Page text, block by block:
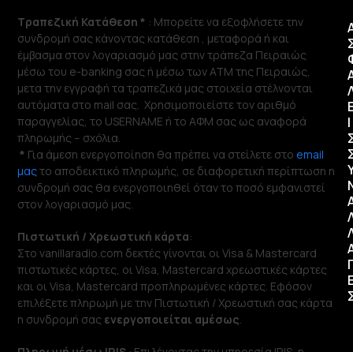
Τραπεζική Κατάθεση * : Μπορείτε να εξοφλήσετε την
συνδρομή σας κάνοντας κατάθεση , μεταφορά ή και
έμβασμα στον λογαριασμό μας στην τράπεζα Πειραιώς
μέσω του e-banking σας ή μέσω των ΑΤΜ της Πειραιώς,
μετα την εγγραφή τα τραπεζικά μας στοιχεία στέλνονται
αυτόματα στο mail σας. Χρησιμοποιείστε τον αριθμό
παραγγελίας, το USERNAME ή το ΑΦΜ σας ως αναφορά
πληρωμής – σχόλια.
* Για άμεση ενεργοποίηση θα πρέπει να στείλετε στο email
μαςτο αποδεικτικό πληρωμής, σε διαφορετική περίπτωση η
συνδρομή σας θα ενεργοποιηθεί όταν το ποσό εμφανιστεί
στον λογαριασμό μας.
Πιστωτική / Χρεωστική κάρτα:
Στο vanillaradio.com δεκτές γίνονται οι Visa & Mastercard
πιστωτικές κάρτες, οι Visa, Mastercard χρεωστικές κάρτες
και οι Visa, Mastercard προπληρωμένες κάρτες. Εφόσον
επιλέξετε πληρωμή με την Πιστωτική / Χρεωστική σας κάρτα
η συνδρομή σας ενεργοποιείται αμέσως.
Ι